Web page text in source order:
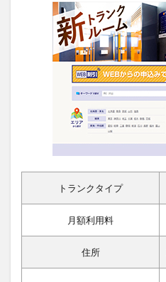
トランクタイプ
月額利用料
住所